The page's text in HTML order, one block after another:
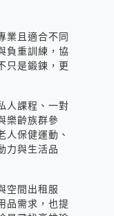
業且適合不同
負重訓練，協
只是鍛鍊，更
人課程、一對
樂齡族群參
人保健運動、
力與生活品
空間出租服
品需求，也提